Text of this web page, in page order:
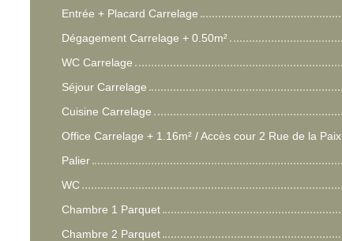
Entrée + Placard Carrelage
Dégagement Carrelage + 0.50m²
WC Carrelage
Séjour Carrelage
Cuisine Carrelage
Office Carrelage + 1.16m² / Accès cour 2 Rue de la Paix
Palier
WC
Chambre 1 Parquet
Chambre 2 Parquet